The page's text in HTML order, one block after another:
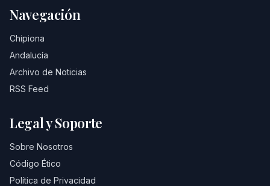
Navegación
Chipiona
Andalucía
Archivo de Noticias
RSS Feed
Legal y Soporte
Sobre Nosotros
Código Ético
Política de Privacidad